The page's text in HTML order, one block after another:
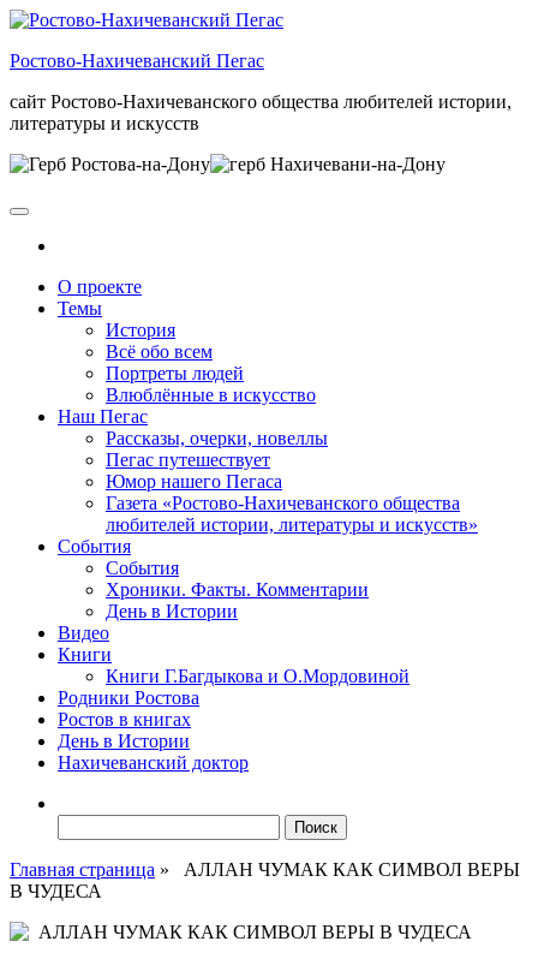
Skip
the
Ростово-Нахичеванский Пегас
сайт Ростово-Нахичеванского общества любителей истории,
литературы и искусств
О проекте
Темы
История
Всё обо всем
Портреты людей
Влюблённые в искусство
Наш Пегас
Рассказы, очерки, новеллы
Пегас путешествует
Юмор нашего Пегаса
Газета «Ростово-Нахичеванского общества
любителей истории, литературы и искусств»
События
События
Хроники. Факты. Комментарии
День в Истории
Видео
Книги
Книги Г.Багдыкова и О.Мордовиной
Родники Ростова
Ростов в книгах
День в Истории
Нахичеванский доктор
Главная страница »
АЛЛАН ЧУМАК КАК СИМВОЛ ВЕРЫ
В ЧУДЕСА